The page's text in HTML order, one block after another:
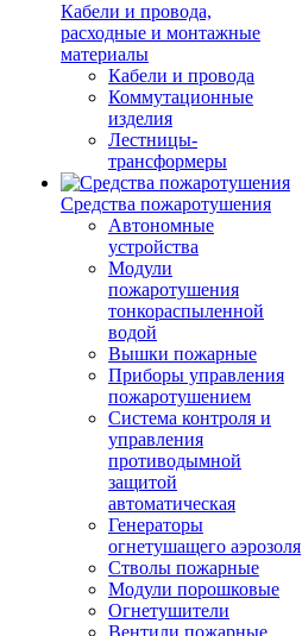
Кабели и провода,
расходные и монтажные
материалы
Кабели и провода
Коммутационные
изделия
Лестницы-
трансформеры
Средства пожаротушения
Автономные
устройства
Модули
пожаротушения
тонкораспыленной
водой
Вышки пожарные
Приборы управления
пожаротушением
Система контроля и
управления
противодымной
защитой
автоматическая
Генераторы
огнетушащего аэрозоля
Стволы пожарные
Модули порошковые
Огнетушители
Вентили пожарные